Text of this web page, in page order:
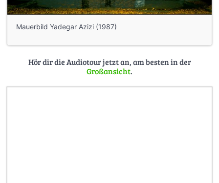
Mauerbild Yadegar Azizi (1987)
Hör dir die Audiotour jetzt an, am besten in der
Großansicht.